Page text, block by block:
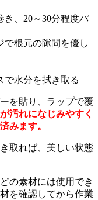
、20～30分程度パ
で根元の隙間を優し
で水分を拭き取る
を貼り、ラップで覆
汚れになじみやすく
みます。
取れば、美しい状態
の素材には使用でき
を確認してから作業